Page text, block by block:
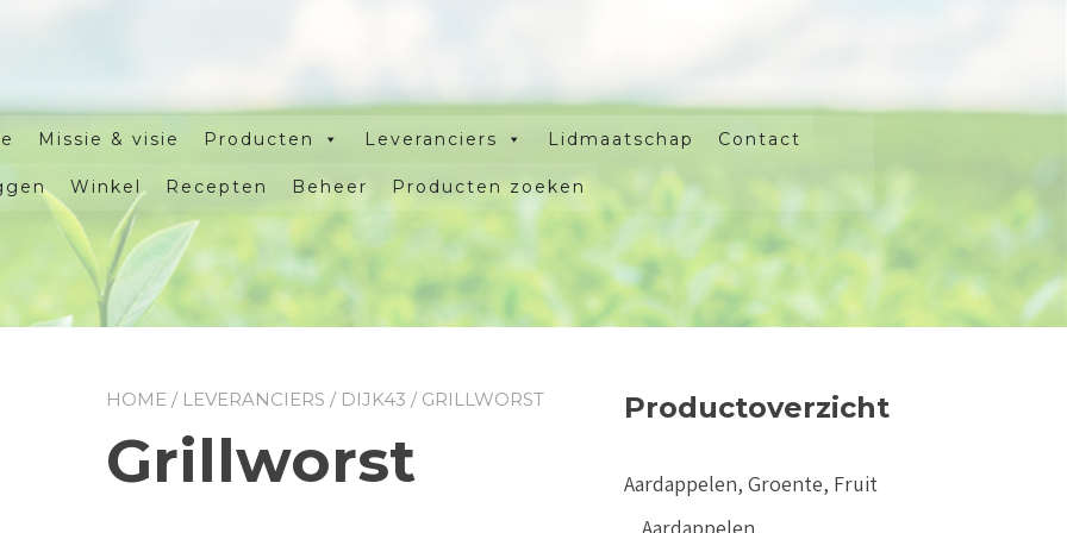
Missie & visie Producten Leveranciers Lidmaatschap Contact
Winkel Recepten Beheer Producten zoeken
HOME / LEVERANCIERS / DIJK43 / GRILLWORST
Grillworst
Productoverzicht
Aardappelen, Groente, Fruit